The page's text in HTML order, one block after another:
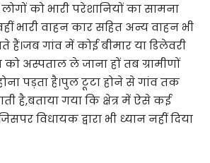
को भारी परेशानियों का सामना
भारी वाहन कार सहित अन्य वाहन भी
हैं।जब गांव में कोई बीमार या डिलेवरी
अस्पताल ले जाना हों तब ग्रामीणों
पड़ता है।पुल टूटा होने से गांव तक
है,बताया गया कि क्षेत्र में ऐसे कई
विधायक द्वारा भी ध्यान नहीं दिया